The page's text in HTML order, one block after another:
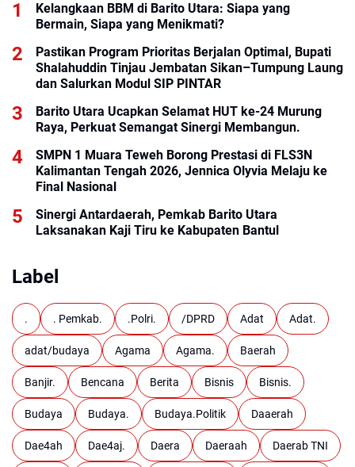
Kelangkaan BBM di Barito Utara: Siapa yang
Bermain, Siapa yang Menikmati?
Pastikan Program Prioritas Berjalan Optimal, Bupati
Shalahuddin Tinjau Jembatan Sikan–Tumpung Laung
dan Salurkan Modul SIP PINTAR
Barito Utara Ucapkan Selamat HUT ke-24 Murung
Raya, Perkuat Semangat Sinergi Membangun.
SMPN 1 Muara Teweh Borong Prestasi di FLS3N
Kalimantan Tengah 2026, Jennica Olyvia Melaju ke
Final Nasional
Sinergi Antardaerah, Pemkab Barito Utara
Laksanakan Kaji Tiru ke Kabupaten Bantul
Label
. . Pemkab. .Polri. /DPRD Adat Adat.
adat/budaya Agama Agama. Baerah
Banjir. Bencana Berita Bisnis Bisnis.
Budaya Budaya. Budaya.Politik Daaerah
Dae4ah Dae4aj. Daera Daeraah Daerab TNI